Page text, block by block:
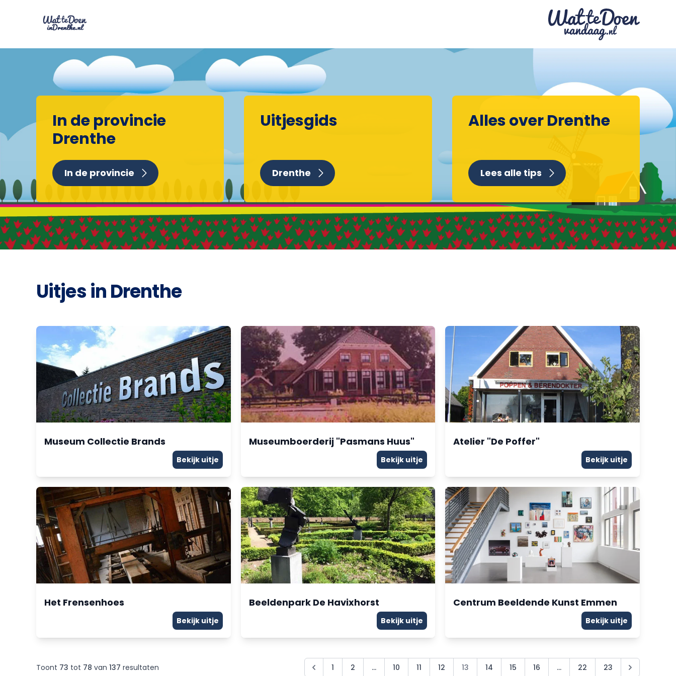
In de provincie
Drenthe
In de provincie
Uitjesgids
Drenthe
Alles over Drenthe
Lees alle tips
Uitjes in Drenthe
Museum Collectie Brands
Bekijk uitje
Museumboerderij "Pasmans Huus"
Bekijk uitje
Atelier "De Poffer"
Bekijk uitje
Het Frensenhoes
Bekijk uitje
Beeldenpark De Havixhorst
Bekijk uitje
Centrum Beeldende Kunst Emmen
Bekijk uitje
Toont 73 tot 78 van 137 resultaten 1 2 ... 10 11 12 13 14 15 16 ... 22 23